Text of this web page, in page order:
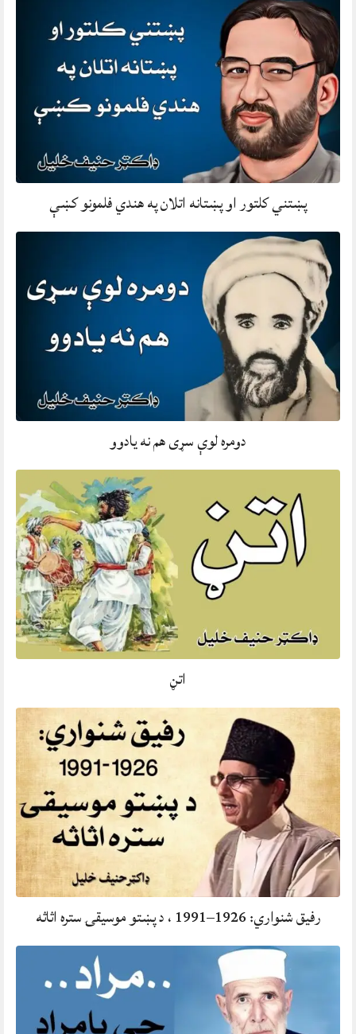
پښتني کلتور او پښتانه اتلان په هندي فلمونو کښې
دومره لوې سړی هم نه يادوو
اتڼ
رفيق شنواري: 1926–1991 ، د پښتو موسيقۍ ستره اثاثه